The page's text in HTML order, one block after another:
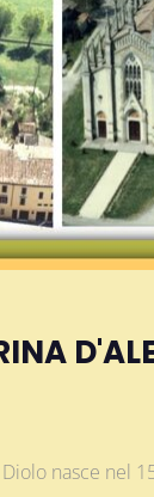
nasce nel